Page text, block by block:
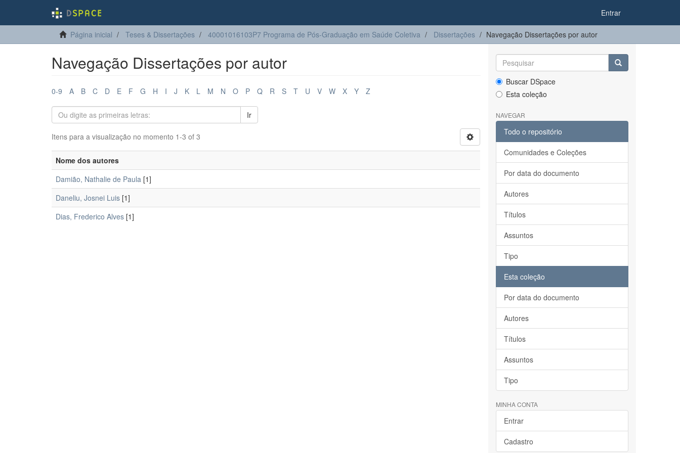
Entrar
Página inicial Teses & Dissertações 40001016103P7 Programa de Pós-Graduação em Saúde Coletiva Dissertações Navegação Dissertações por autor
Navegação Dissertações por autor
0-9 A B C D E F G H I J K L M N O P Q R S T U V W X Y Z
Ir
Itens para a visualização no momento 1-3 of 3
Nome dos autores
Damião, Nathalie de Paula [1]
Daneliu, Josnei Luis [1]
Dias, Frederico Alves [1]
Buscar DSpace
Esta coleção
NAVEGAR
Todo o repositório
Comunidades e Coleções
Por data do documento
Autores
Títulos
Assuntos
Tipo
Esta coleção
Por data do documento
Autores
Títulos
Assuntos
Tipo
MINHA CONTA
Entrar
Cadastro